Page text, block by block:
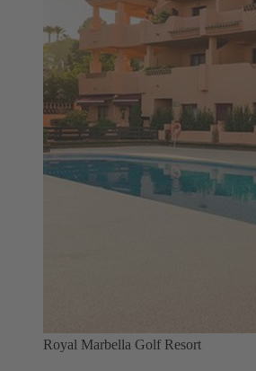
Royal Marbella Golf Resort